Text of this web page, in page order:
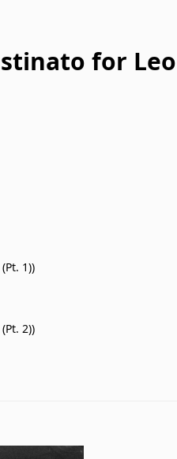
for
1))
2))